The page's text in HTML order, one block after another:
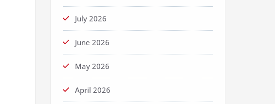
July 2026
June 2026
May 2026
April 2026